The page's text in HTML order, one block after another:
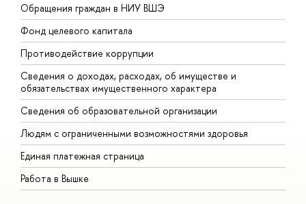
Обращения граждан в НИУ ВШЭ
Фонд целевого капитала
Противодействие коррупции
Сведения о доходах, расходах, об имуществе и
обязательствах имущественного характера
Сведения об образовательной организации
Людям с ограниченными возможностями здоровья
Единая платежная страница
Работа в Вышке